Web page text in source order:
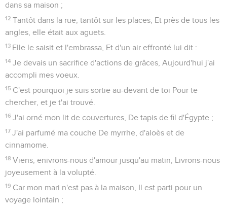
dans sa maison ;
12 Tantôt dans la rue, tantôt sur les places, Et près de tous les
angles, elle était aux aguets.
13 Elle le saisit et l'embrassa, Et d'un air effronté lui dit :
14 Je devais un sacrifice d'actions de grâces, Aujourd'hui j'ai
accompli mes voeux.
15 C'est pourquoi je suis sortie au-devant de toi Pour te
chercher, et je t'ai trouvé.
16 J'ai orné mon lit de couvertures, De tapis de fil d'Égypte ;
17 J'ai parfumé ma couche De myrrhe, d'aloès et de
cinnamome.
18 Viens, enivrons-nous d'amour jusqu'au matin, Livrons-nous
joyeusement à la volupté.
19 Car mon mari n'est pas à la maison, Il est parti pour un
voyage lointain ;